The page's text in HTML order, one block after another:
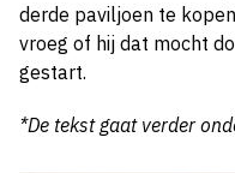
derde paviljoen te
vroeg of hij dat mocht
gestart.
*De tekst gaat verder